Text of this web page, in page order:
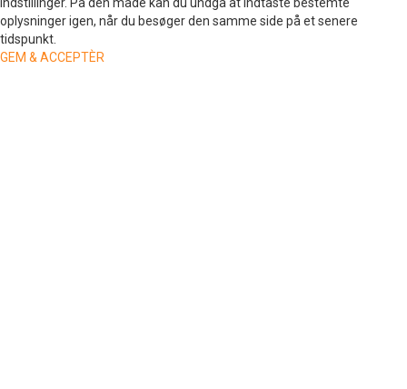
oplysninger igen, når du besøger den samme side på et senere
tidspunkt.
GEM & ACCEPTÈR